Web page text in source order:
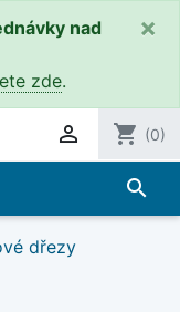
nad
zde.
×
 shopping_cart (0)
search
dřezy